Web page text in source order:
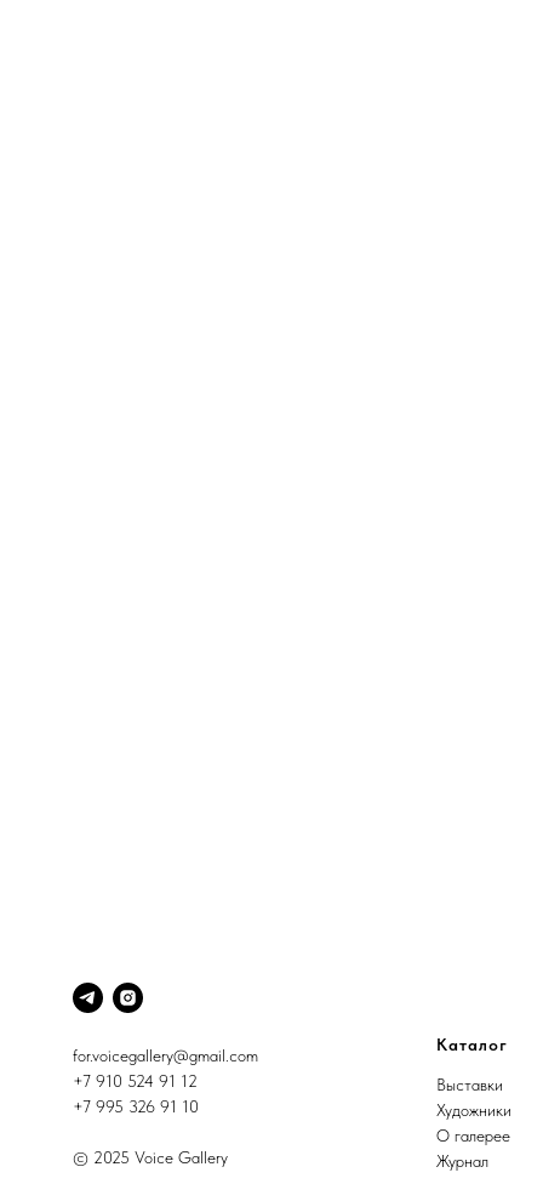
for.voicegallery@gmail.com
+7 910 524 91 12
+7 995 326 91 10
© 2025 Voice Gallery
Каталог
Выставки
Художники
О галерее
Журнал